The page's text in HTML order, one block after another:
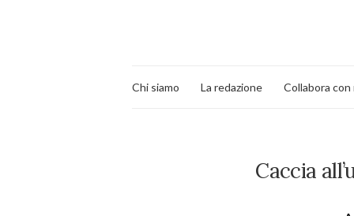
Chi siamo La redazione Collabora con
Caccia